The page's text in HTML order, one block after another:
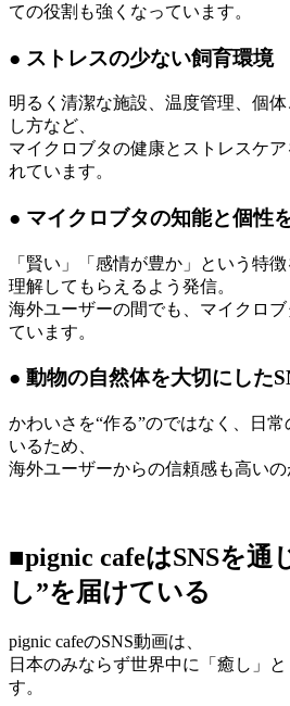
ての役割も強くなっています。
● ストレスの少ない飼育環境
明るく清潔な施設、温度管理、個
し方など、
マイクロブタの健康とストレスケ
れています。
● マイクロブタの知能と個性
「賢い」「感情が豊か」という特
理解してもらえるよう発信。
海外ユーザーの間でも、マイクロ
ています。
● 動物の自然体を大切にした
かわいさを“作る”のではなく、日
いるため、
海外ユーザーからの信頼感も高いの
■pignic cafeはSNSを通
し”を届けている
pignic cafeのSNS動画は、
日本のみならず世界中に「癒し」
す。